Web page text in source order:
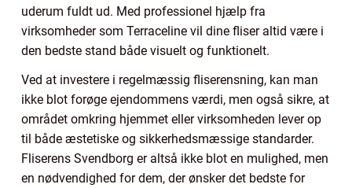
uderum fuldt ud. Med professionel hjælp fra
virksomheder som Terraceline vil dine fliser altid være i
den bedste stand både visuelt og funktionelt.
Ved at investere i regelmæssig fliserensning, kan man
ikke blot forøge ejendommens værdi, men også sikre, at
området omkring hjemmet eller virksomheden lever op
til både æstetiske og sikkerhedsmæssige standarder.
Fliserens Svendborg er altså ikke blot en mulighed, men
en nødvendighed for dem, der ønsker det bedste for